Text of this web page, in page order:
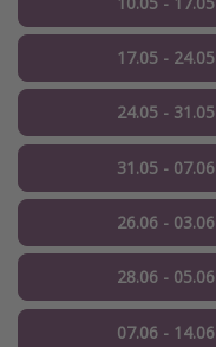
17.05 - 24.05
24.05 - 31.05
31.05 - 07.06
26.06 - 03.06
28.06 - 05.06
07.06 - 14.06